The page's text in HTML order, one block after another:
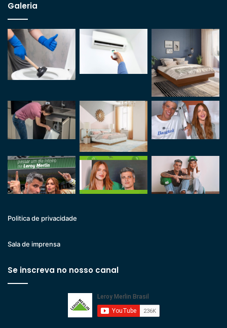
Galeria
Politica de privacidade
Sala de imprensa
Se inscreva no nosso canal